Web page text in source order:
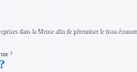
entreprise
dans la Meuse afin de pérenniser le tissu
?